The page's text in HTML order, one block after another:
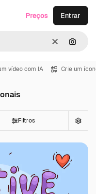
Limpar
Preços Entrar
vídeo com IA Crie um
Filtros